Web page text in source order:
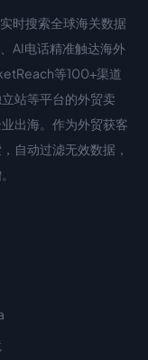
时搜索全球海关数据
AI电话精准触达海外
等100+渠道
站等平台的外贸卖
出海。作为外贸获客
自动过滤无效数据，